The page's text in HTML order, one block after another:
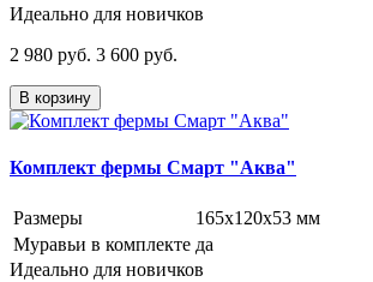
Идеально для новичков
2 980 руб. 3 600 руб.
В корзину
Комплект фермы Смарт "Аква"
Размеры
165х120х53 мм
Муравьи в комплекте да
Идеально для новичков